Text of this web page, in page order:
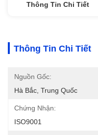
Thông Tin Chi Tiết
Thông Tin Chi Tiết
Nguồn Gốc:
Hà Bắc, Trung Quốc
Chứng Nhận:
ISO9001